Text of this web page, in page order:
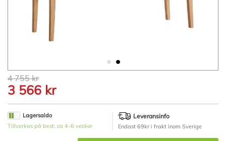
Hoppa
till
början
av
bildgalleriet
4 755 kr
3 566 kr
Lagersaldo
Tillverkas på best, ca 4-6 veckor
Leveransinfo
Endast 69kr i frakt inom Sverige